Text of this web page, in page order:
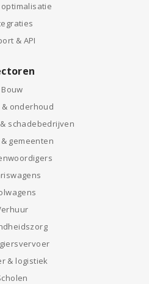
optimalisatie
& API
Bouw
& onderhoud
schadebedrijven
gemeenten
& logistiek